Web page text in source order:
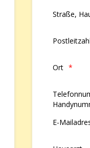
Straße,
Ort
E-